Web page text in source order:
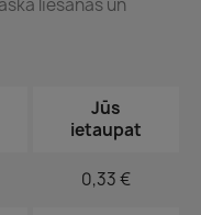
liešanas un
Jūs
ietaupat
0,33 €